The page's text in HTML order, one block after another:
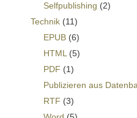
Selfpublishing (2)
Technik (11)
EPUB (6)
HTML(5)
PDF (1)
Publizieren aus
RTF (3)